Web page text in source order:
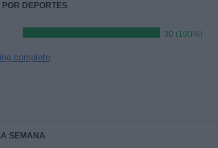
DEPORTES
30 (100%)
completo
SEMANA